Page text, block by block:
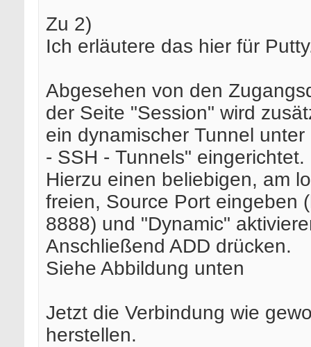
Zu 2)
Ich erläutere das hier für
Abgesehen von den
der Seite "Session" wird
ein dynamischer Tunnel
- SSH - Tunnels" eingerichtet.
Hierzu einen beliebigen, am
freien, Source Port eingeben
8888) und "Dynamic"
Anschließend ADD drücken.
Siehe Abbildung unten
Jetzt die Verbindung wie
herstellen.